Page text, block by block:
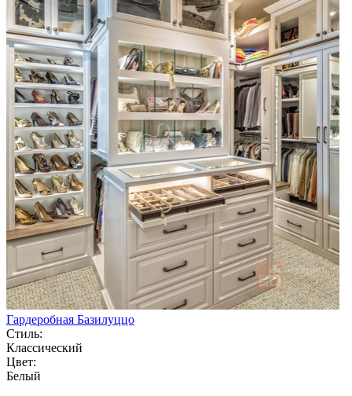
Гардеробная Базилуццо
Стиль:
Классический
Цвет:
Белый